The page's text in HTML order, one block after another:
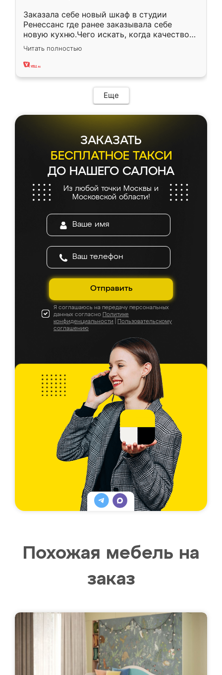
Заказала себе новый шкаф в студии
Ренессанс где ранее заказывала себе
новую кухню.Чего искать, когда качеством
вполне довольна. Служит кухня уже почти
два года, нареканий нет.
Читать полностью
Еще
ЗАКАЗАТЬ
БЕСПЛАТНОЕ ТАКСИ
ДО НАШЕГО САЛОНА
Из любой точки Москвы и
Московской области!
Отправить
Я соглашаюсь на передачу персональных
данных согласно Политике
конфиденциальности
Пользовательскому
соглашению
Похожая мебель на
заказ